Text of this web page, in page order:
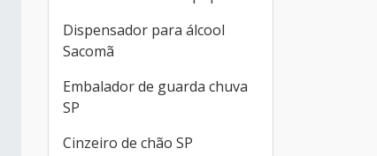
Dispensador para álcool
Sacomã
Embalador de guarda chuva
SP
Cinzeiro de chão SP